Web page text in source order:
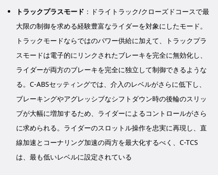
トラックプラスモード ：ドライトラック/クローズドコースで最
大限の制御を求める経験豊富なライダーを対象にしたモード。
トラックモードならではのパワー供給に加えて、トラックプラ
スモードは電子的にリンクされたブレーキを完全に無効化し、
ライダーが両方のブレーキを完全に独立して制御できるような
る。C-ABSセッティングでは、介入のレベルがさらに低下し、
ブレーキングやアグレッシブなシフトダウン時の後輪のスリッ
プが大幅に増加するため、ライダーによるコントロールがさら
に求められる。ライダーのスロットル操作を忠実に再現し、直
線加速とコーナリング加速の両方を最大化するべく、C-TCS
は、最も低いレベルに設定されている